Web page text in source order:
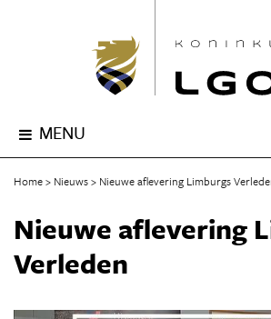
MENU
Home Nieuws Nieuwe aflevering Limburgs
Nieuwe aflevering
Verleden